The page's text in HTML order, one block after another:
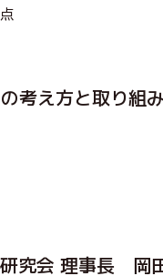
考え方と取り組
研究会 理事長